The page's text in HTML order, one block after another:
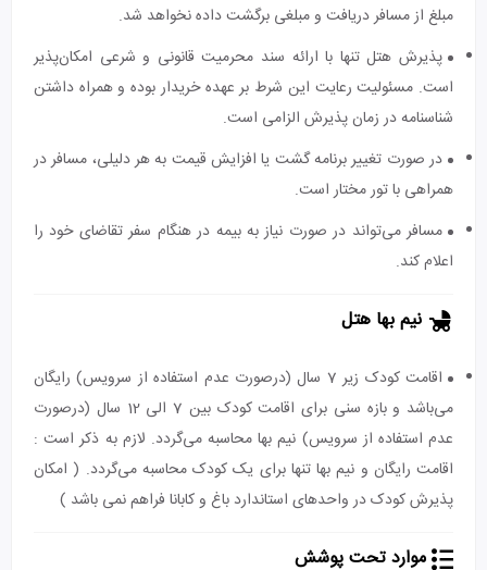
مبلغ از مسافر دریافت و مبلغی برگشت داده نخواهد شد.
پذیرش هتل تنها با ارائه سند محرمیت قانونی و شرعی امکان‌پذیر
است. مسئولیت رعایت این شرط بر عهده خریدار بوده و همراه داشتن
شناسنامه در زمان پذیرش الزامی است.
در صورت تغییر برنامه گشت یا افزایش قیمت به هر دلیلی، مسافر در
همراهی با تور مختار است.
مسافر می‌تواند در صورت نیاز به بیمه در هنگام سفر تقاضای خود را
اعلام کند.
نیم بها هتل
اقامت کودک زیر 7 سال (درصورت عدم استفاده از سرویس) رایگان
می‌باشد و بازه سنی برای اقامت کودک بین 7 الی 12 سال (درصورت
عدم استفاده از سرویس) نیم بها محاسبه می‌گردد. لازم به ذکر است :
اقامت رایگان و نیم بها تنها برای یک کودک محاسبه می‌گردد. ( امکان
پذیرش کودک در واحدهای استاندارد باغ و کابانا فراهم نمی باشد )
موارد تحت پوشش